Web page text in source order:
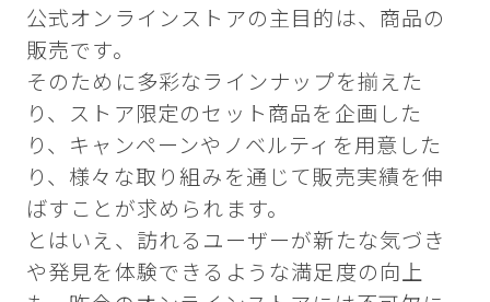
公式オンラインストアの主目的は、商品の
販売です。
そのために多彩なラインナップを揃えた
り、ストア限定のセット商品を企画した
り、キャンペーンやノベルティを用意した
り、様々な取り組みを通じて販売実績を伸
ばすことが求められます。
とはいえ、訪れるユーザーが新たな気づき
や発見を体験できるような満足度の向上